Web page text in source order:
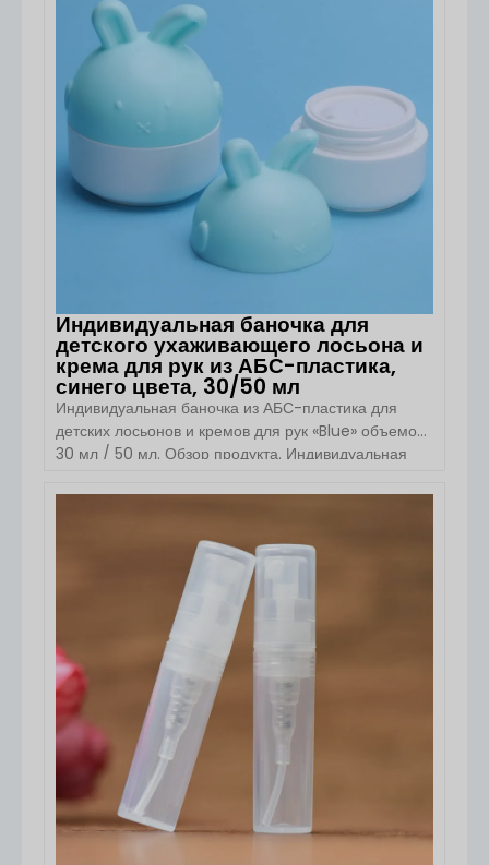
требуется легкая, прочная и настраиваемая
упаковка. Эта круглая ПЭТ-бутылка, доступная в
объёмах 100 мл, 120 мл, 150 мл и 200 мл,
предлагается в различных цветах, включая
прозрачный, белый, […]
Индивидуальная баночка для
детского ухаживающего лосьона и
крема для рук из АБС-пластика,
синего цвета, 30/50 мл
Индивидуальная баночка из АБС-пластика для
детских лосьонов и кремов для рук «Blue» объемом
30 мл / 50 мл. Обзор продукта. Индивидуальная
кремов для рук «Blue» от компании Boyu Packaging
премиум-класса по уходу за кожей и личной
гигиене. Эта элегантная круглая косметическая
баночка, доступная в объёмах 30 мл и 50 мл,
сочетает в себе прочный внешний корпус из АБС-